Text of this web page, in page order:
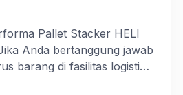
Pallet Stacker HELI
Anda bertanggung jawab
barang di fasilitas logistik,